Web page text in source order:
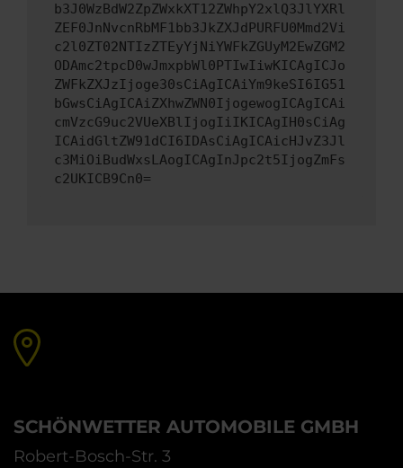
b3J0WzBdW2ZpZWxkXT12ZWhpY2xlQ3JlYXRl
ZEF0JnNvcnRbMF1bb3JkZXJdPURFU0Mmd2Vi
c2l0ZT02NTIzZTEyYjNiYWFkZGUyM2EwZGM2
ODAmc2tpcD0wJmxpbWl0PTIwIiwKICAgICJo
ZWFkZXJzIjoge30sCiAgICAiYm9keSI6IG51
bGwsCiAgICAiZXhwZWN0IjogewogICAgICAi
cmVzcG9uc2VUeXBlIjogIiIKICAgIH0sCiAg
ICAidGltZW91dCI6IDAsCiAgICAicHJvZ3Jl
c3MiOiBudWxsLAogICAgInJpc2t5IjogZmFs
c2UKICB9Cn0=
SCHÖNWETTER AUTOMOBILE GMBH
Robert-Bosch-Str. 3